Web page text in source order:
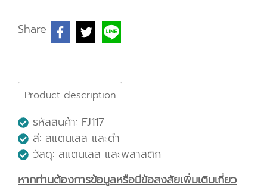
Share
Product description
รหัสสินค้า: FJ117
สี: สแตนเลส และดำ
วัสดุ: สแตนเลส และพลาสติก
หากท่านต้องการข้อมูลหรือมีข้อสงสัยเพิ่มเติมเกี่ยว